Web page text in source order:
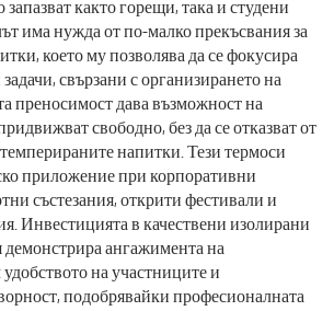
както горещи, така и студени
има нужда от по-малко прекъсвания за
което му позволява да се фокусира
свързани с организирането на
преносимост дава възможност на
свободно, без да се отказват от
напитки. Тези термоси
приложение при корпоративни
състезания, открити фестивали и
Инвестицията в качествени изолирани
демонстрира ангажимента на
на участниците и
подобрявайки професионалната